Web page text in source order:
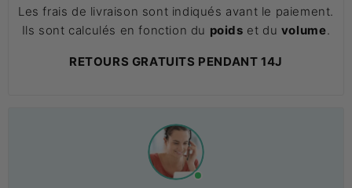
Les frais de livraison sont indiqués avant le paiement.
Ils sont calculés en fonction du poids et du volume.
RETOURS GRATUITS PENDANT 14J